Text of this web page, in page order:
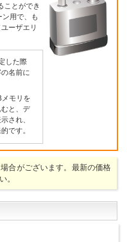
ことができ
用で、も
ーザエリ
した際
名前に
モリを
と、デ
され、
です。
合がございます。最新の価格
。